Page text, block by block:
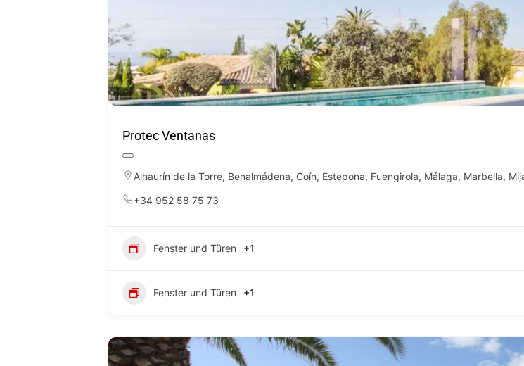
Protec Ventanas
Alhaurín de la Torre, Benalmádena, Coín, Estepona, Fuengirola, Málaga, Marbella,
+34 952 58 75 73
Fenster und Türen +1
Fenster und Türen +1